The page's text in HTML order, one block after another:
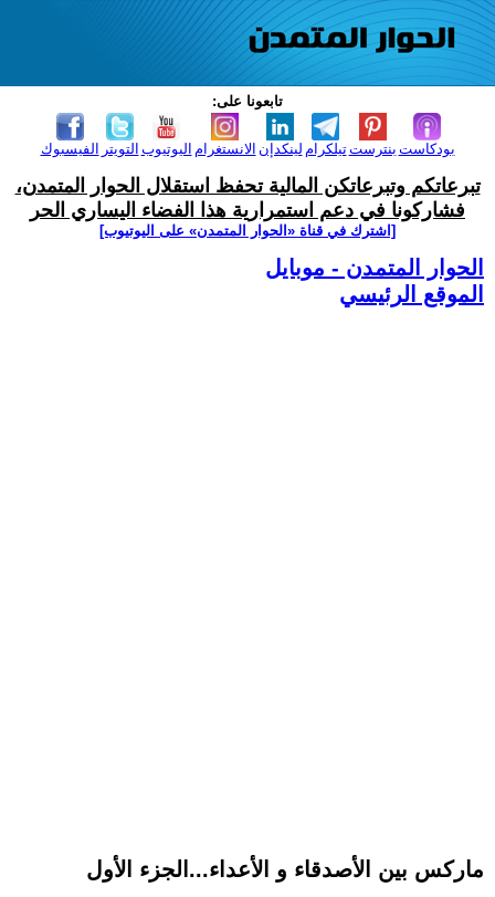
تابعونا على:
الفيسبوك التويتر اليوتيوب الانستغرام لينكدإن تيلكرامبنترست بودكاست
تبرعاتكم وتبرعاتكن المالية تحفظ استقلال الحوار المتمدن،
فشاركونا في دعم استمرارية هذا الفضاء اليساري الحر
[اشترك في قناة ‫«الحوار المتمدن» على اليوتيوب]
الحوار المتمدن - موبايل
الموقع الرئيسي
ماركس بين الأصدقاء و الأعداء...الجزء الأول